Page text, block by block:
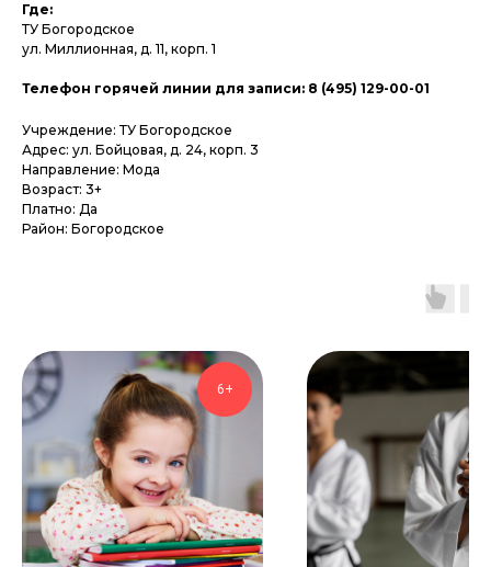
Где:
ТУ Богородское
ул. Миллионная, д. 11, корп. 1
Телефон горячей линии для записи: 8 (495) 129-00-01
Учреждение: ТУ Богородское
Адрес: ул. Бойцовая, д. 24, корп. 3
Направление: Мода
Возраст: 3+
Платно: Да
Район: Богородское
6+